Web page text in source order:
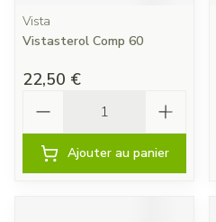
Vista
Vistasterol Comp 60
22,50 €
Ajouter au panier